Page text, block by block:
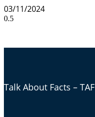
03/11/2024
Talk About Facts – TAF